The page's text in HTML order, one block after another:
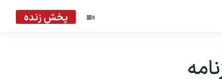
پخش زنده